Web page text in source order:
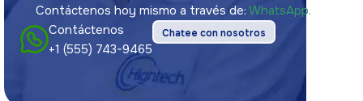
Contáctenos hoy mismo a través de:WhatsApp.
Contáctenos
+1 (555) 743-9465
Chatee con nosotros